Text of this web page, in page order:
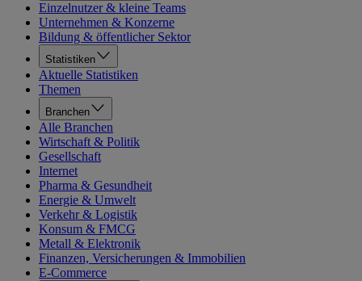
Einzelnutzer & kleine Teams
Unternehmen & Konzerne
Bildung & öffentlicher Sektor
Statistiken
Aktuelle Statistiken
Themen
Branchen
Alle Branchen
Wirtschaft & Politik
Gesellschaft
Internet
Pharma & Gesundheit
Energie & Umwelt
Verkehr & Logistik
Konsum & FMCG
Metall & Elektronik
Finanzen, Versicherungen & Immobilien
E-Commerce